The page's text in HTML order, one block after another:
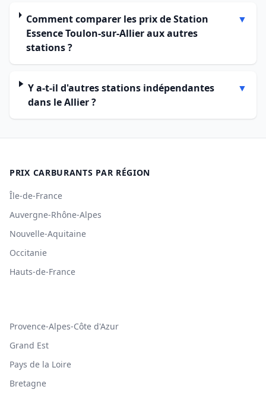
Comment comparer les prix de Station
Essence Toulon-sur-Allier aux autres
stations ?
▼
Y a-t-il d'autres stations indépendantes
dans le Allier ?
▼
PRIX CARBURANTS PAR RÉGION
Île-de-France
Auvergne-Rhône-Alpes
Nouvelle-Aquitaine
Occitanie
Hauts-de-France
Provence-Alpes-Côte d'Azur
Grand Est
Pays de la Loire
Bretagne